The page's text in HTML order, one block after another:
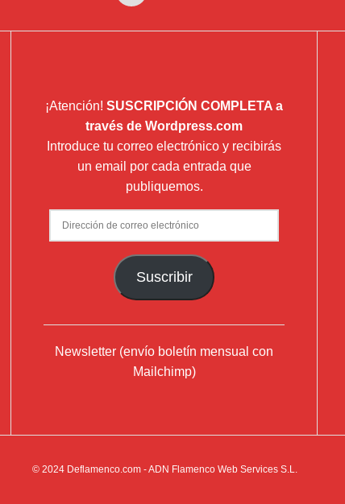
¡Atención! SUSCRIPCIÓN COMPLETA a
través de Wordpress.com
Introduce tu correo electrónico y recibirás
un email por cada entrada que
publiquemos.
Dirección
de
Suscribir
Newsletter (envío boletín mensual con
Mailchimp)
© 2024 Deflamenco.com- ADN Flamenco Web Services S.L.